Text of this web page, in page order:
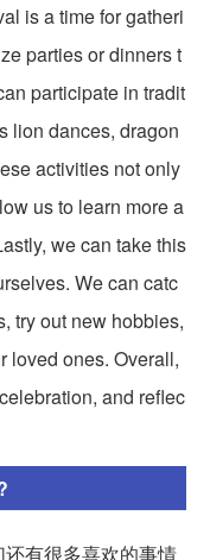
is a time for gatheri
parties or dinners t
participate in tradit
lion dances, dragon
activities not only
us to learn more a
we can take this
We can catc
try out new hobbies,
loved ones. Overall,
and reflec
有很多喜欢的事情